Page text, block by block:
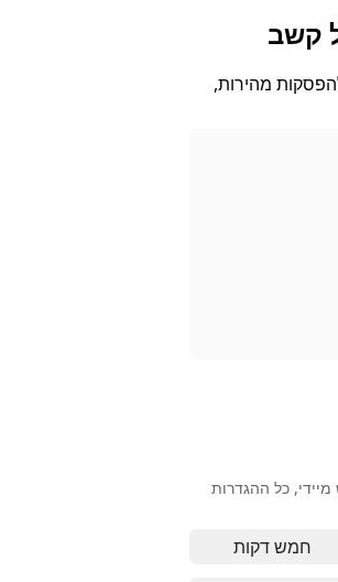
קשב
מהירות,
כל ההגדרות
שעון עצר מקוון חינם, תומך בתצוגה מלאה
מדיטציה קצרה וניהול זמן
לתרגול ריכוז קצר, הפסקות מהירות
חמש דקות
חמש דקות - הפסקה בשיטת פומודורו,